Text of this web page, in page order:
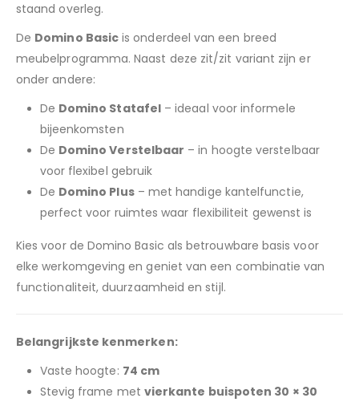
staand overleg.
De Domino Basic is onderdeel van een breed
meubelprogramma. Naast deze zit/zit variant zijn er
onder andere:
De Domino Statafel– ideaal voor informele
bijeenkomsten
De Domino Verstelbaar – in hoogte verstelbaar
voor flexibel gebruik
De Domino Plus– met handige kantelfunctie,
perfect voor ruimtes waar flexibiliteit gewenst is
Kies voor de Domino Basic als betrouwbare basis voor
elke werkomgeving en geniet van een combinatie van
functionaliteit, duurzaamheid en stijl.
Belangrijkste kenmerken:
Vaste hoogte: 74 cm
Stevig frame met vierkante buispoten 30 × 30